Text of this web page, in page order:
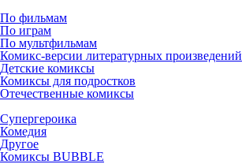
По фильмам
По играм
По мультфильмам
Комикс-версии литературных произведений
Детские комиксы
Комиксы для подростков
Отечественные комиксы
Супергероика
Комедия
Другое
Комиксы BUBBLE